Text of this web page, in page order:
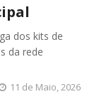
dos kits de
da rede
11 de Maio, 2026